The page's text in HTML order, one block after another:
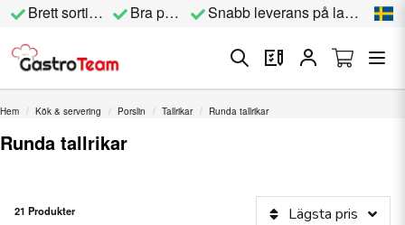
Brett sortiment Bra priser Snabb leverans på lagervara
Hem Kök & servering Porslin Tallrikar Runda tallrikar
Runda tallrikar
21 Produkter Lägsta pris